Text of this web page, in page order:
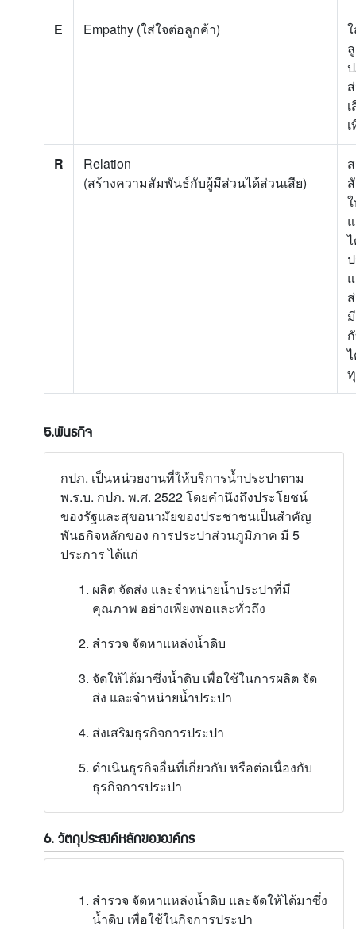
E Empathy (ใส่ใจต่อลูกค้า)
R
Relation
(สร้างความสัมพันธ์กับผู้มีส่วนได้ส่วนเสีย)
5.พันธกิจ
กปภ. เป็นหน่วยงานที่ให้บริการน้ำประปาตาม
พ.ร.บ. กปภ. พ.ศ. 2522 โดยคำนึงถึงประโยชน์
ของรัฐและสุขอนามัยของประชาชนเป็นสำคัญ
พันธกิจหลักของ การประปาส่วนภูมิภาค มี 5
ประการ ได้แก่
ผลิต จัดส่ง และจำหน่ายน้ำประปาที่มี
คุณภาพ อย่างเพียงพอและทั่วถึง
สำรวจ จัดหาแหล่งน้ำดิบ
จัดให้ได้มาซึ่งน้ำดิบ เพื่อใช้ในการผลิต จัด
ส่ง และจำหน่ายน้ำประปา
ส่งเสริมธุรกิจการประปา
ดำเนินธุรกิจอื่นที่เกี่ยวกับ หรือต่อเนื่องกับ
ธุรกิจการประปา
6. วัตถุประสงค์หลักขององค์กร
สำรวจ จัดหาแหล่งน้ำดิบ และจัดให้ได้มาซึ่ง
น้ำดิบ เพื่อใช้ในกิจการประปา